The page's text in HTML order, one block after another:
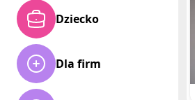
Dziecko
Dla firm